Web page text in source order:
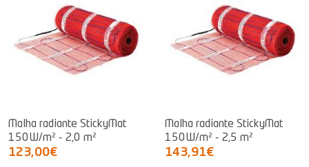
Malha radiante StickyMat
150W/m² - 2,0 m²
123,00€
Malha radiante StickyMat
150W/m² - 2,5 m²
143,91€